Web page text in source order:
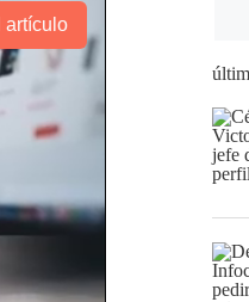
artículo